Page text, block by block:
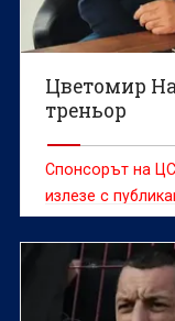
Цветомир
треньор
Спонсорът на
излезе с
"червените" от